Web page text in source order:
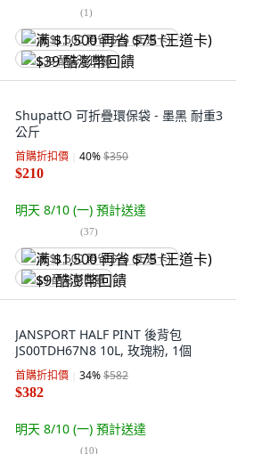
(1)
满 $1,500 再省 $75 (王道卡)
$39 酷澎幣回饋
ShupattO 可折疊環保袋 - 墨黑 耐重3
公斤
首購折扣價 40%$350
$210
明天 8/10 (一) 預計送達
(37)
满 $1,500 再省 $75 (王道卡)
$9 酷澎幣回饋
JANSPORT HALF PINT 後背包
JS00TDH67N8 10L, 玫瑰粉, 1個
首購折扣價 34%$582
$382
明天 8/10 (一) 預計送達
(10)